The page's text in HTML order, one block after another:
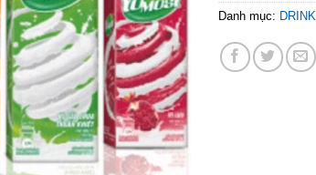
Danh mục: DRINK